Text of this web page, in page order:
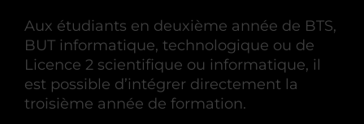
Aux étudiants en deuxième année de BTS,
BUT informatique, technologique ou de
Licence 2 scientifique ou informatique, il
est possible d’intégrer directement la
troisième année de formation.